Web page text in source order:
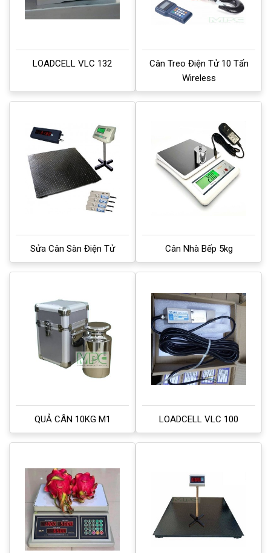
LOADCELL VLC 132
Cân Treo Điện Tử 10 Tấn
Wireless
Sửa Cân Sàn Điện Tử Cân Nhà Bếp 5kg
QUẢ CÂN 10KG M1 LOADCELL VLC 100